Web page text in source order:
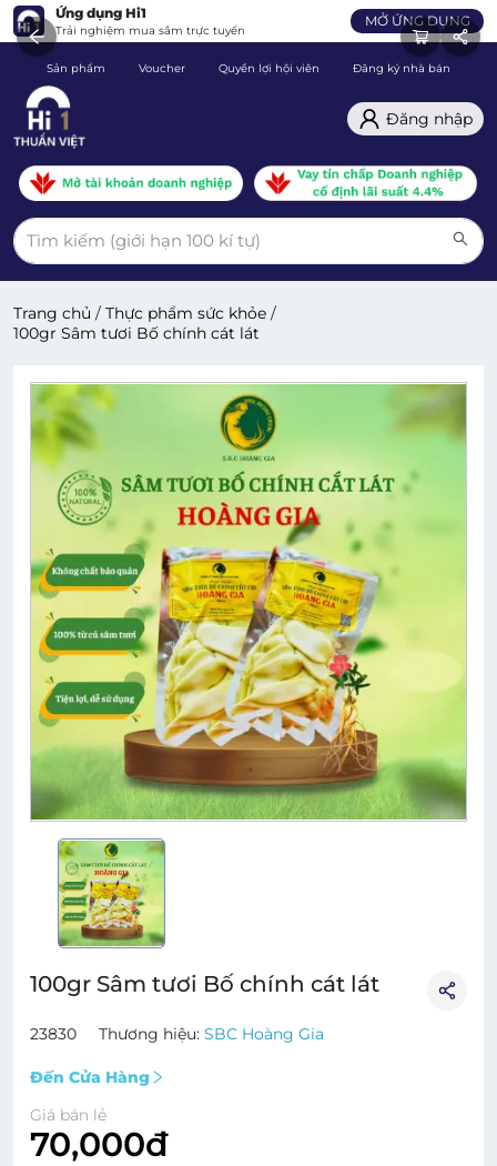
Ứng dụng Hi1
Trải nghiệm mua sắm trực tuyến
MỞ ỨNG DỤNG
Sản phẩm Voucher Quyền lợi hội viên Đăng ký nhà bán
Đăng nhập
Trang chủ / Thực phẩm sức khỏe /
100gr Sâm tươi Bố chính cát lát
100gr Sâm tươi Bố chính cát lát
23830 Thương hiệu: SBC Hoàng Gia
Đến Cửa Hàng
Giá bán lẻ
70,000đ